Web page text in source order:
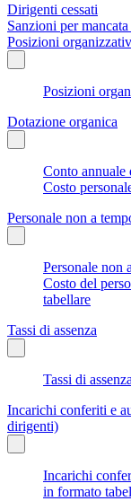
Dirigenti cessati
Sanzioni per
Posizioni
Posizioni
Dotazione organica
Conto annuale
Costo
Personale non a
Personale non
Costo del
tabellare
Tassi di assenza
Tassi di assenza
Incarichi conferiti e
dirigenti)
Incarichi
in formato